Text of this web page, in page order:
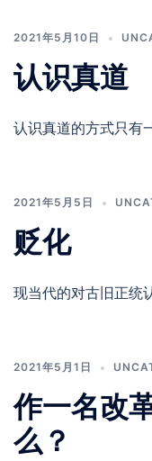
2021年5月10日
认识真道
认识真道的方式只有
2021年5月5日
贬化
现当代的对古旧正统
2021年5月1日
作一名改
么？